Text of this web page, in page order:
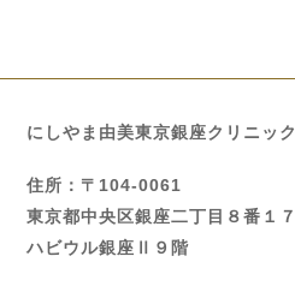
にしやま由美東京銀座クリニック
住所：〒104-0061
東京都中央区銀座二丁目８番１７
ハビウル銀座Ⅱ９階